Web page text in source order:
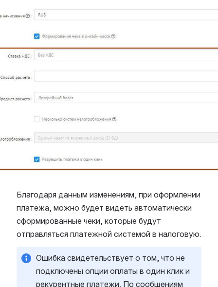
Благодаря данным изменениям, при оформлении
платежа, можно будет видеть автоматически
сформированные чеки, которые будут
отправляться платежной системой в налоговую.
Ошибка свидетельствует о том, что не
подключены опции оплаты в один клик и
рекурентные платежи. По сообщениям